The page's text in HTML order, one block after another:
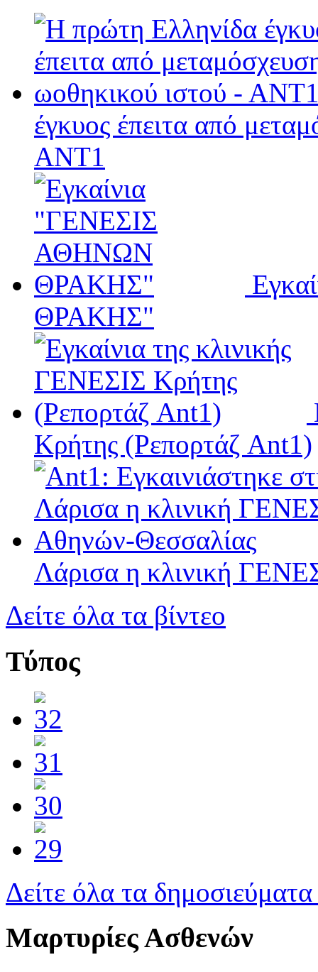
έγκυος έπειτα από
ΑΝΤ1
ΘΡΑΚΗΣ"
Κρήτης (Ρεπορτάζ Ant1)
Λάρισα η κλινική
Δείτε όλα τα βίντεο
Τύπος
Δείτε όλα τα
Μαρτυρίες Ασθενών